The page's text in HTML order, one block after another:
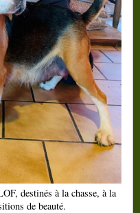
destinés à la chasse, à la
de beauté.